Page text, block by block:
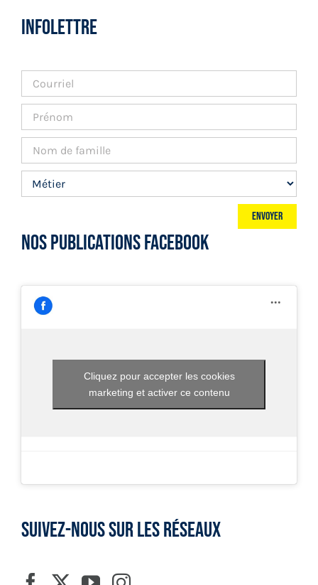
INFOLETTRE
NOS PUBLICATIONS FACEBOOK
Cliquez pour accepter les cookies
marketing et activer ce contenu
SUIVEZ-NOUS SUR LES RÉSEAUX